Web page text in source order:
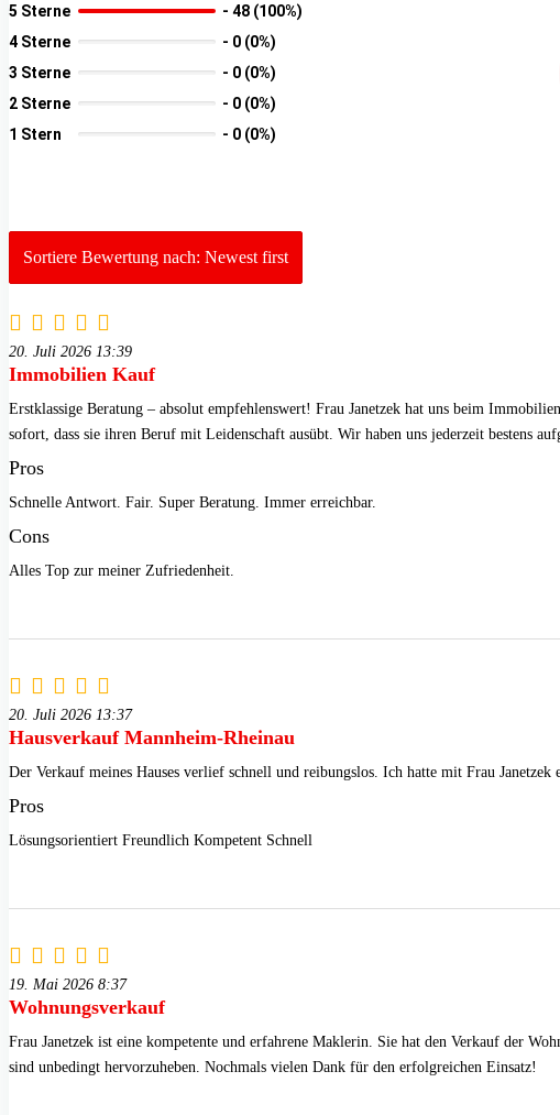
5 Sterne - 48 (100%)
4 Sterne
- 0 (0%)
3 Sterne
- 0 (0%)
2 Sterne
- 0 (0%)
1 Stern
- 0 (0%)
Sortiere Bewertung nach: Newest first
20. Juli 2026 13:39
Immobilien Kauf
Erstklassige Beratung – absolut empfehlenswert! Frau Janetzek hat uns beim
sofort, dass sie ihren Beruf mit Leidenschaft ausübt. Wir haben uns jederzeit bestens
Pros
Schnelle Antwort. Fair. Super Beratung. Immer erreichbar.
Cons
Alles Top zur meiner Zufriedenheit.
20. Juli 2026 13:37
Hausverkauf Mannheim-Rheinau
Der Verkauf meines Hauses verlief schnell und reibungslos. Ich hatte mit Frau
Pros
Lösungsorientiert Freundlich Kompetent Schnell
19. Mai 2026 8:37
Wohnungsverkauf
Frau Janetzek ist eine kompetente und erfahrene Maklerin. Sie hat den Verkauf der
sind unbedingt hervorzuheben. Nochmals vielen Dank für den erfolgreichen Einsatz!